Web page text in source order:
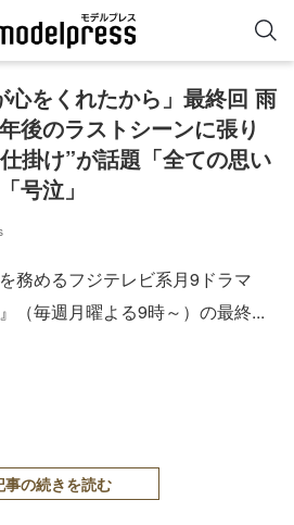
をくれたから」最終回 雨
後のラストシーンに張り
掛け”が話題「全ての思い
号泣」
務めるフジテレビ系月9ドラマ
（毎週月曜よる9時～）の最終...
事の続きを読む